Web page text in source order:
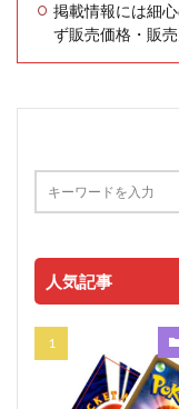
掲載情報には細
ず販売価格・販
人気記事